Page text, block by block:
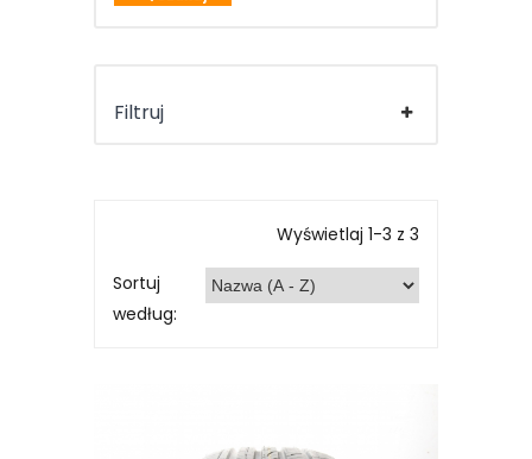
Filtruj
Wyświetlaj 1-3 z 3
Sortuj
według: